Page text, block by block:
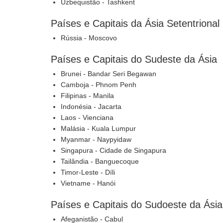
Uzbequistão - Tashkent
Países e Capitais da Ásia Setentrional
Rússia - Moscovo
Países e Capitais do Sudeste da Ásia
Brunei - Bandar Seri Begawan
Camboja - Phnom Penh
Filipinas - Manila
Indonésia - Jacarta
Laos - Vienciana
Malásia - Kuala Lumpur
Myanmar - Naypyidaw
Singapura - Cidade de Singapura
Tailândia - Banguecoque
Timor-Leste - Díli
Vietname - Hanói
Países e Capitais do Sudoeste da Ásia
Afeganistão - Cabul